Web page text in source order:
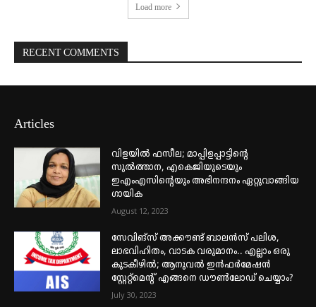
Load more
RECENT COMMENTS
Articles
വിളയിൽ ഫസീല; മാപ്പിളപ്പാട്ടിന്റെ
സുൽത്താന, എകെജിയുടെയും
ഇഎംഎസിന്റെയും അഭിനന്ദനം ഏറ്റുവാങ്ങിയ
ഗായിക
August 12, 2023
സേവിങ്സ് അക്കൗണ്ട് ബാലൻസ് പലിശ,
ലാഭവിഹിതം, വാടക വരുമാനം.. എല്ലാം ഒരു
കുടകീഴിൽ; ആനുവൽ ഇൻഫർമേഷൻ
സ്റ്റേറ്റ്മെന്റ് എങ്ങനെ ഡൗൺലോഡ് ചെയ്യാം?
July 30, 2023